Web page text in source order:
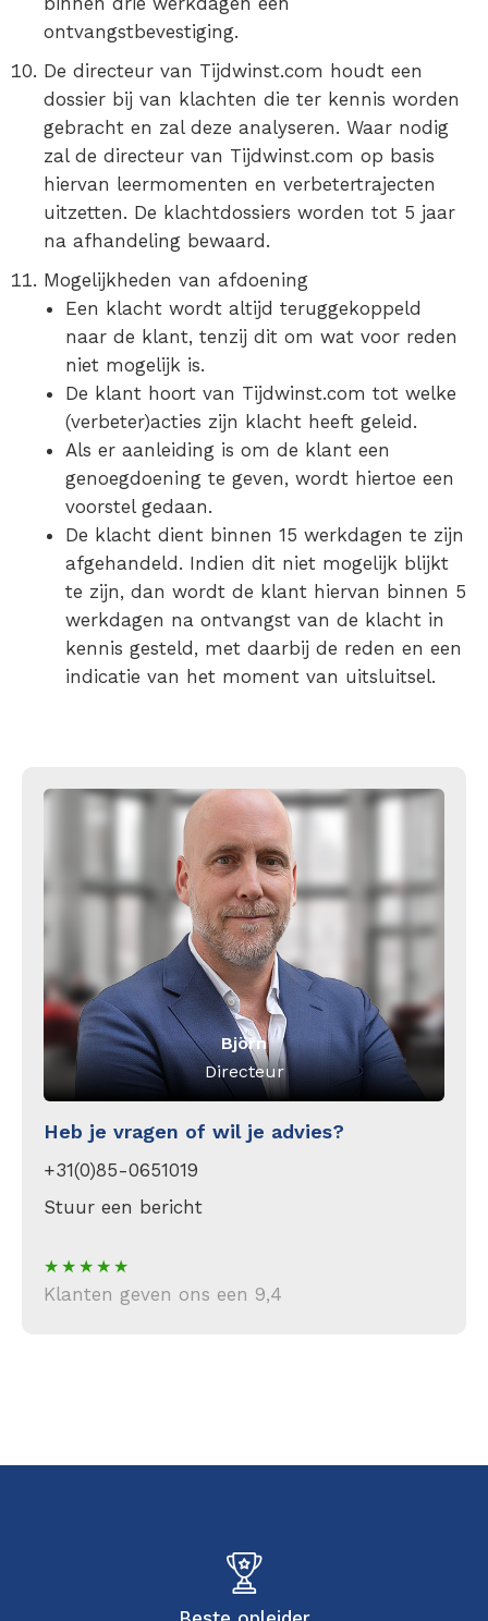
ontvangstbevestiging.
De directeur van Tijdwinst.com houdt een
dossier bij van klachten die ter kennis worden
gebracht en zal deze analyseren. Waar nodig
zal de directeur van Tijdwinst.com op basis
hiervan leermomenten en verbetertrajecten
uitzetten. De klachtdossiers worden tot 5 jaar
na afhandeling bewaard.
Mogelijkheden van afdoening
Een klacht wordt altijd teruggekoppeld
naar de klant, tenzij dit om wat voor reden
niet mogelijk is.
De klant hoort van Tijdwinst.com tot welke
(verbeter)acties zijn klacht heeft geleid.
Als er aanleiding is om de klant een
genoegdoening te geven, wordt hiertoe een
voorstel gedaan.
De klacht dient binnen 15 werkdagen te zijn
afgehandeld. Indien dit niet mogelijk blijkt
te zijn, dan wordt de klant hiervan binnen 5
werkdagen na ontvangst van de klacht in
kennis gesteld, met daarbij de reden en een
indicatie van het moment van uitsluitsel.
Björn
Directeur
Heb je vragen of wil je advies?
+31(0)85-0651019
Stuur een bericht
Klanten geven ons een 9,4